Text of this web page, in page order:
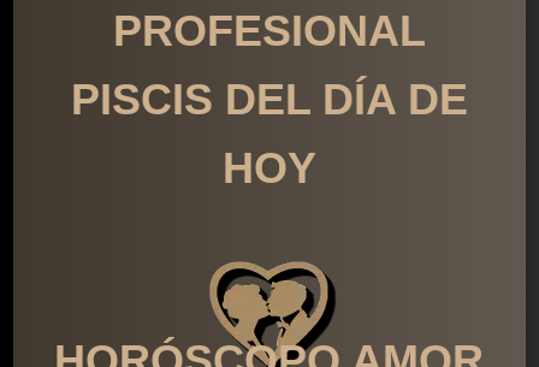
PROFESIONAL
PISCIS DEL DÍA DE
HOY